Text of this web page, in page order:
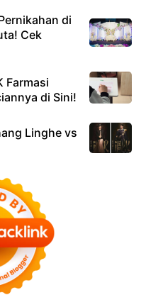
di
Cek
Farmasi
di Sini!
Linghe vs